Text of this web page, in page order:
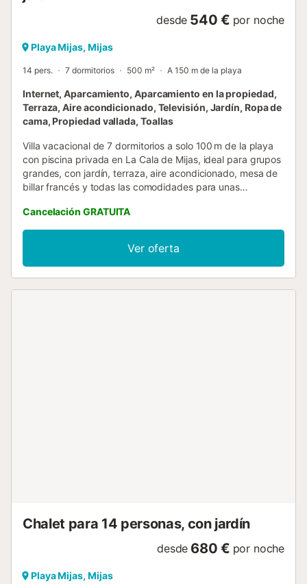
desde 540 € por noche
Playa Mijas, Mijas
14 pers. 7 dormitorios 500 m² A 150 m de la playa
Internet, Aparcamiento, Aparcamiento en la propiedad,
Terraza, Aire acondicionado, Televisión, Jardín, Ropa de
cama, Propiedad vallada, Toallas
Villa vacacional de 7 dormitorios a solo 100 m de la playa
con piscina privada en La Cala de Mijas, ideal para grupos
grandes, con jardín, terraza, aire acondicionado, mesa de
billar francés y todas las comodidades para unas
HOMES, especializados en alojamientos vacacionales
desde 2005. Impresionante casa de 7 dormitorios a solo
100 m de la playa en La Cala de Mijas con piscina privada
perfecta para grupos grandes y vacaciones familiares
inolvidables 🏖️☀️ Disfruta del confort y el espacio en esta
Cancelación GRATUITA
Ver oferta
Chalet para 14 personas, con jardín
desde 680 € por noche
Playa Mijas, Mijas